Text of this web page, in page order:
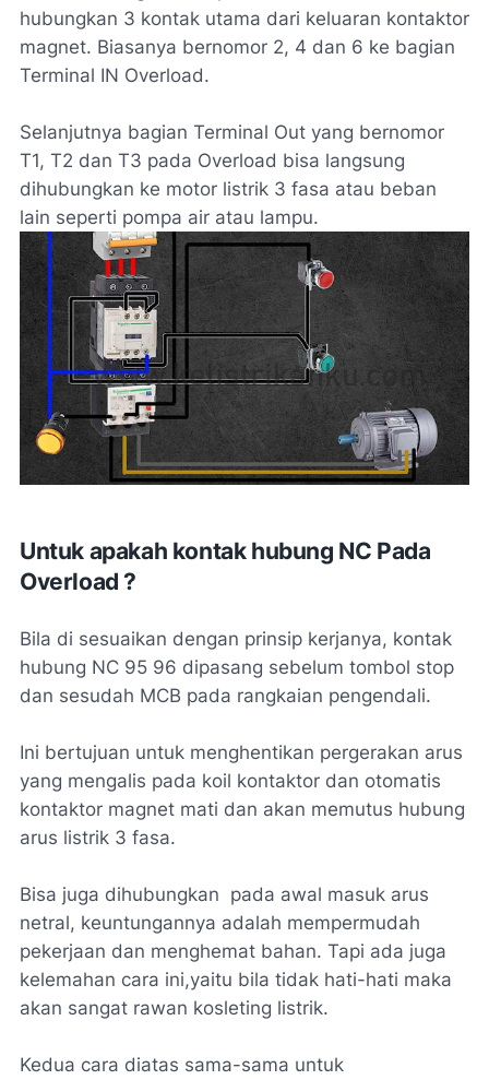
hubungkan 3 kontak utama dari keluaran kontaktor
magnet. Biasanya bernomor 2, 4 dan 6 ke bagian
Terminal IN Overload.
Selanjutnya bagian Terminal Out yang bernomor
T1, T2 dan T3 pada Overload bisa langsung
dihubungkan ke motor listrik 3 fasa atau beban
lain seperti pompa air atau lampu.
Untuk apakah kontak hubung NC Pada
Overload ?
Bila di sesuaikan dengan prinsip kerjanya, kontak
hubung NC 95 96 dipasang sebelum tombol stop
dan sesudah MCB pada rangkaian pengendali.
Ini bertujuan untuk menghentikan pergerakan arus
yang mengalis pada koil kontaktor dan otomatis
kontaktor magnet mati dan akan memutus hubung
arus listrik 3 fasa.
Bisa juga dihubungkan pada awal masuk arus
netral, keuntungannya adalah mempermudah
pekerjaan dan menghemat bahan. Tapi ada juga
kelemahan cara ini,yaitu bila tidak hati-hati maka
akan sangat rawan kosleting listrik.
Kedua cara diatas sama-sama untuk